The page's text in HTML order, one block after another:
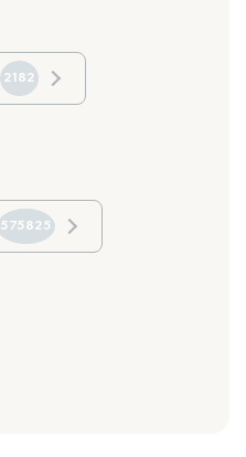
2182
575825